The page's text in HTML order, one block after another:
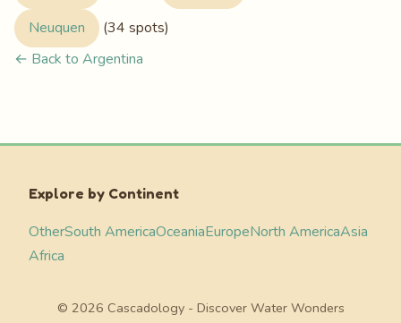
Neuquen
(34 spots)
← Back to Argentina
Explore by Continent
OtherSouth AmericaOceaniaEuropeNorth AmericaAsia
Africa
© 2026 Cascadology - Discover Water Wonders